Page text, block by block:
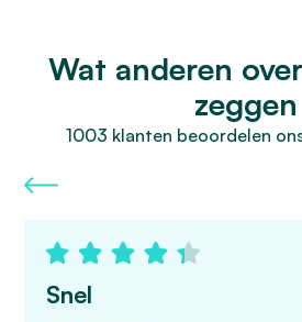
Wat anderen
zeggen
1003 klanten beoordelen
Snel